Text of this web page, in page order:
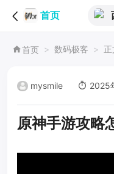
首页
首页 数码极客
mysmile 2025
原神手游攻略